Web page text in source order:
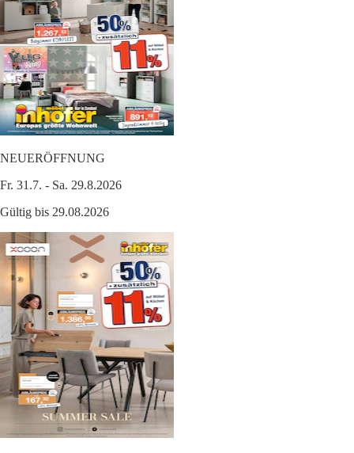
NEUERÖFFNUNG
Fr. 31.7. - Sa. 29.8.2026
Gültig bis 29.08.2026